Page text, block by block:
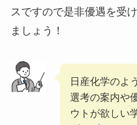
スですので是非優遇を受
ましょう！
日産化学のよ
選考の案内や
ウトが欲しい